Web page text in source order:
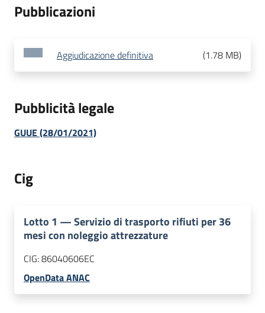
Pubblicazioni
Aggiudicazione definitiva (1.78 MB)
Pubblicità legale
GUUE (28/01/2021)
Cig
Lotto 1 —Servizio di trasporto rifiuti per 36
mesi con noleggio attrezzature
CIG:86040606EC
OpenData ANAC